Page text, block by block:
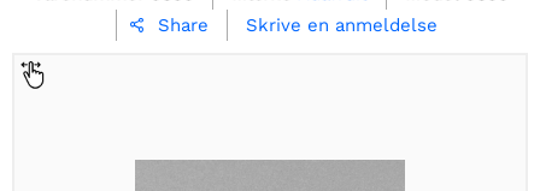
 Share Skrive en anmeldelse